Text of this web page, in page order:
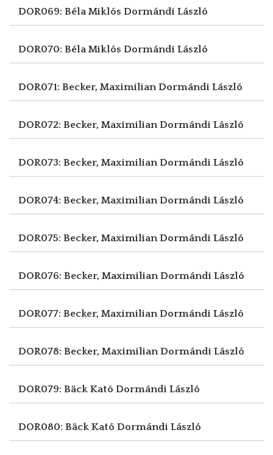
DOR069: Béla Miklós Dormándi László
DOR070: Béla Miklós Dormándi László
DOR071: Becker, MaximilianDormándi László
DOR072: Becker, MaximilianDormándi László
DOR073: Becker, MaximilianDormándi László
DOR074: Becker, MaximilianDormándi László
DOR075: Becker, MaximilianDormándi László
DOR076: Becker, MaximilianDormándi László
DOR077: Becker, MaximilianDormándi László
DOR078: Becker, MaximilianDormándi László
DOR079: Bäck Kató Dormándi László
DOR080: Bäck Kató Dormándi László